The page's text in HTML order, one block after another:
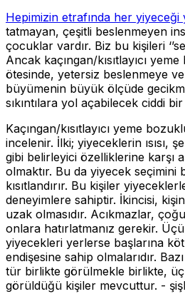
Hepimizin etrafında her yiyeceği
tatmayan, çeşitli beslenmeyen
çocuklar vardır. Biz bu kişileri
Ancak kaçıngan/kısıtlayıcı
ötesinde, yetersiz beslenmeye
büyümenin büyük ölçüde
sıkıntılara yol açabilecek ciddi
Kaçıngan/kısıtlayıcı yeme
incelenir. İlki; yiyeceklerin ısısı,
gibi belirleyici özelliklerine karşı
olmaktır. Bu da yiyecek seçimini
kısıtlandırır. Bu kişiler
deneyimlere sahiptir. İkincisi,
uzak olmasıdır. Acıkmazlar,
onlara hatırlatmanız gerekir.
yiyecekleri yerlerse başlarına
endişesine sahip olmalarıdır.
tür birlikte görülmekle birlikte,
görüldüğü kişiler mevcuttur. -